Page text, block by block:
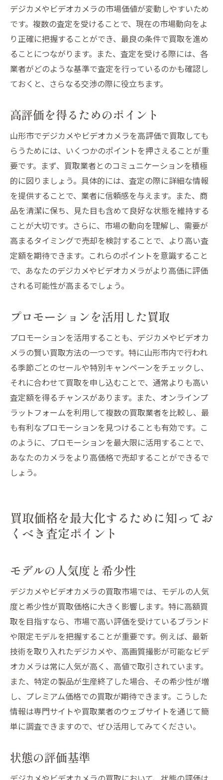
デジカメやビデオカメラの市場価値が変動しやすいため
です。複数の査定を受けることで、現在の市場動向をよ
り正確に把握することができ、最良の条件で買取を進め
ることにつながります。また、査定を受ける際には、各
業者がどのような基準で査定を行っているのかも確認し
ておくと、さらなる交渉の際に役立ちます。
高評価を得るためのポイント
山形市でデジカメやビデオカメラを高評価で買取しても
らうためには、いくつかのポイントを押さえることが重
要です。まず、買取業者とのコミュニケーションを積極
的に図りましょう。具体的には、査定の際に詳細な情報
を提供することで、業者に信頼感を与えます。また、商
品を清潔に保ち、見た目も含めて良好な状態を維持する
ことが大切です。さらに、市場の動向を理解し、需要が
高まるタイミングで売却を検討することで、より高い査
定額を期待できます。これらのポイントを意識すること
で、あなたのデジカメやビデオカメラがより高価に評価
される可能性が高まるでしょう。
プロモーションを活用した買取
プロモーションを活用することも、デジカメやビデオカ
メラの賢い買取方法の一つです。特に山形市内で行われ
る季節ごとのセールや特別キャンペーンをチェックし、
それに合わせて買取を申し込むことで、通常よりも高い
査定額を得るチャンスがあります。また、オンラインプ
ラットフォームを利用して複数の買取業者を比較し、最
も有利なプロモーションを見つけることも有効です。こ
のように、プロモーションを最大限に活用することで、
あなたのカメラをより高価格で売却することができるで
しょう。
買取価格を最大化するために知ってお
くべき査定ポイント
モデルの人気度と希少性
デジカメやビデオカメラの買取市場では、モデルの人気
度と希少性が買取価格に大きく影響します。特に高額買
取を目指すなら、市場で高い評価を受けているブランド
や限定モデルを把握することが重要です。例えば、最新
技術を取り入れたデジカメや、高画質撮影が可能なビデ
オカメラは常に人気が高く、高値で取引されています。
また、特定の製品が生産終了した場合、その希少性が増
し、プレミアム価格での買取が期待できます。こうした
情報は専門サイトや買取業者のウェブサイトを通じて簡
単に調査できますので、ぜひ活用してみてください。
状態の評価基準